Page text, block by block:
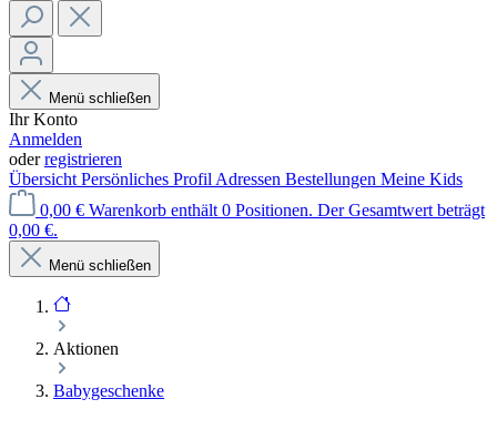
Menü schließen
Ihr Konto
Anmelden
oderregistrieren
Übersicht Persönliches Profil Adressen Bestellungen Meine Kids
0,00 € Warenkorb enthält 0 Positionen. Der Gesamtwert beträgt
0,00 €.
Menü schließen
Aktionen
Babygeschenke